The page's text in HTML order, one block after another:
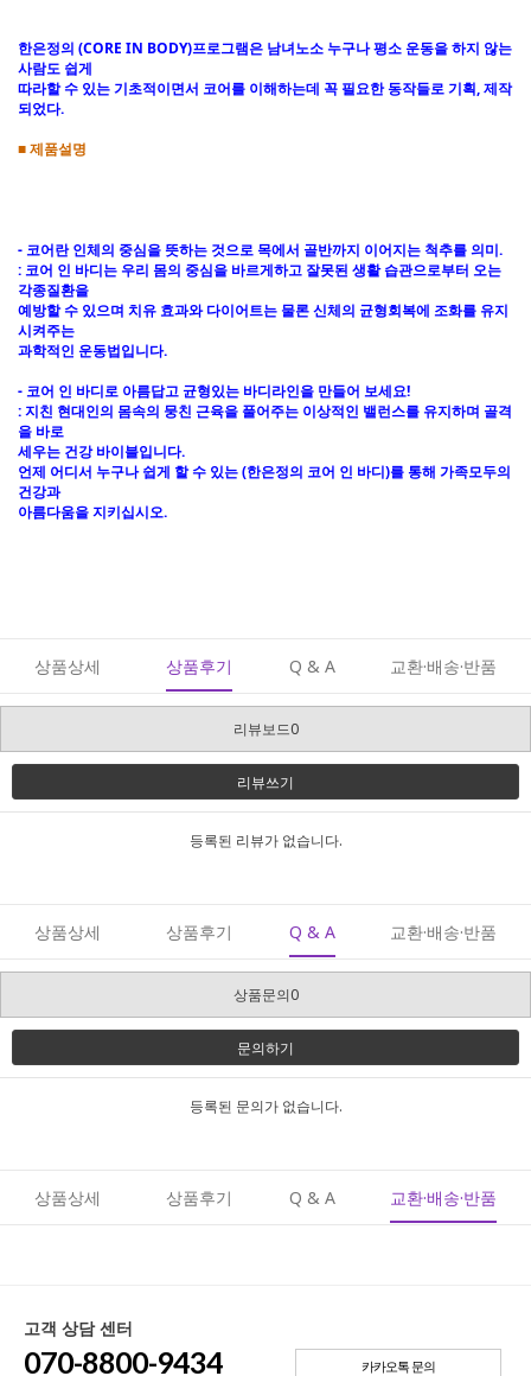
한은정의 (CORE IN BODY)프로그램은 남녀노소 누구나 평소 운동을 하지 않는
사람도 쉽게
따라할 수 있는 기초적이면서 코어를 이해하는데 꼭 필요한 동작들로 기획, 제작
되었다.
■ 제품설명
- 코어란 인체의 중심을 뜻하는 것으로 목에서 골반까지 이어지는 척추를 의미.
: 코어 인 바디는 우리 몸의 중심을 바르게하고 잘못된 생활 습관으로부터 오는
각종질환을
예방할 수 있으며 치유 효과와 다이어트는 물론 신체의 균형회복에 조화를 유지
시켜주는
과학적인 운동법입니다.
- 코어 인 바디로 아름답고 균형있는 바디라인을 만들어 보세요!
: 지친 현대인의 몸속의 뭉친 근육을 풀어주는 이상적인 밸런스를 유지하며 골격
을 바로
세우는 건강 바이블입니다.
언제 어디서 누구나 쉽게 할 수 있는 (한은정의 코어 인 바디)를 통해 가족모두의
건강과
아름다움을 지키십시오.
상품상세 상품후기 Q & A 교환·배송·반품
리뷰보드0
리뷰쓰기
등록된 리뷰가 없습니다.
상품상세 상품후기 Q & A 교환·배송·반품
상품문의0
문의하기
등록된 문의가 없습니다.
상품상세 상품후기 Q & A 교환·배송·반품
고객 상담 센터
070-8800-9434 카카오톡 문의